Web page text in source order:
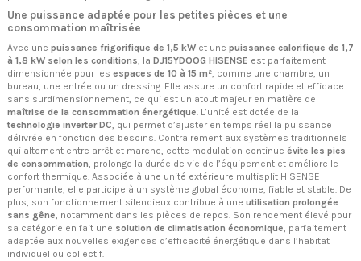
Une puissance adaptée pour les petites pièces et une
consommation maîtrisée
Avec une puissance frigorifique de 1,5 kW et une puissance calorifique de 1,7
à 1,8 kW selon les conditions, la DJ15YDOOG HISENSE est parfaitement
dimensionnée pour les espaces de 10 à 15 m², comme une chambre, un
bureau, une entrée ou un dressing. Elle assure un confort rapide et efficace
sans surdimensionnement, ce qui est un atout majeur en matière de
maîtrise de la consommation énergétique. L’unité est dotée de la
technologie inverter DC, qui permet d’ajuster en temps réel la puissance
délivrée en fonction des besoins. Contrairement aux systèmes traditionnels
qui alternent entre arrêt et marche, cette modulation continue évite les pics
de consommation, prolonge la durée de vie de l’équipement et améliore le
confort thermique. Associée à une unité extérieure multisplit HISENSE
performante, elle participe à un système global économe, fiable et stable. De
plus, son fonctionnement silencieux contribue à une utilisation prolongée
sans gêne, notamment dans les pièces de repos. Son rendement élevé pour
sa catégorie en fait une solution de climatisation économique, parfaitement
adaptée aux nouvelles exigences d’efficacité énergétique dans l’habitat
individuel ou collectif.